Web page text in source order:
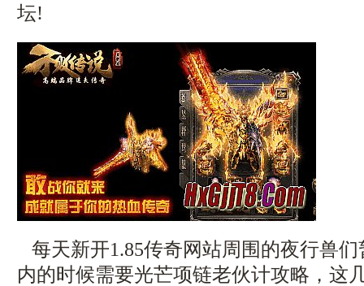
坛!
每天新开1.85传奇网站周围的夜行兽
内的时候需要光芒项链老伙计攻略，这